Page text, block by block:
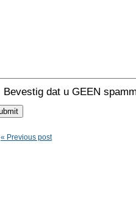
Bevestig dat u GEEN
« Previous post